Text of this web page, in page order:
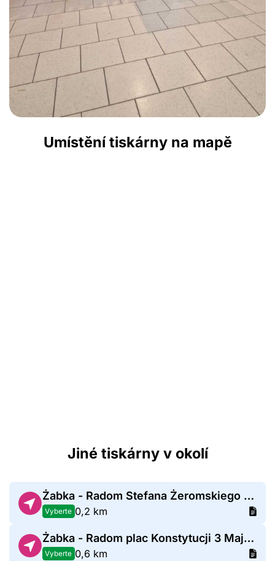
Umístění tiskárny na mapě
Jiné tiskárny v okolí
Żabka - Radom Stefana Żeromskiego 84C
Vyberte 0,2 km
Żabka - Radom plac Konstytucji 3 Maja 8
Vyberte 0,6 km